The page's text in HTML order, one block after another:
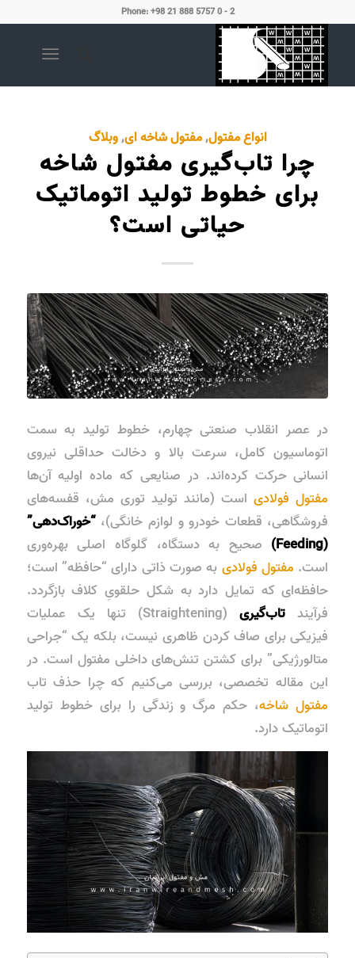
Phone: +98 21 888 5757 0 - 2
انواع مفتول,مفتول شاخه ای,وبلاگ
چرا تاب‌گیری مفتول شاخه
برای خطوط تولید اتوماتیک
حیاتی است؟
در عصر انقلاب صنعتی چهارم، خطوط تولید به سمت
اتوماسیون کامل، سرعت بالا و دخالت حداقلی نیروی
انسانی حرکت کرده‌اند. در صنایعی که ماده اولیه آن‌ها
مفتول فولادیاست (مانند تولید توری مش، قفسه‌های
فروشگاهی، قطعات خودرو و لوازم خانگی)،“خوراک‌دهی”
(Feeding)
صحیح به دستگاه، گلوگاه اصلی بهره‌وری
است. مفتول فولادی به صورت ذاتی دارای “حافظه” است؛
حافظه‌ای که تمایل دارد به شکل حلقویِ کلاف بازگردد.
فرآیند تاب‌گیری
(Straightening) تنها یک عملیات
فیزیکی برای صاف کردن ظاهری نیست، بلکه یک “جراحی
متالورژیکی” برای کشتن تنش‌های داخلی مفتول است. در
این مقاله تخصصی، بررسی می‌کنیم که چرا حذف تاب
مفتول شاخه، حکم مرگ و زندگی را برای خطوط تولید
اتوماتیک دارد.